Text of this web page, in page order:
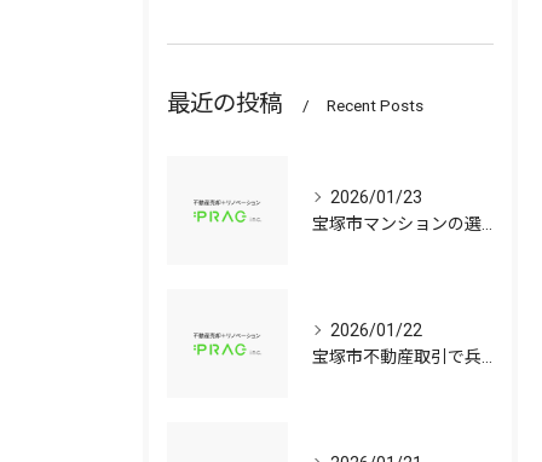
最近の投稿 Recent Posts
2026/01/23
宝塚市マンションの選び方兵庫県宝塚市で資産価値と子育て環境を見極める中古戸建て比較ガイド
2026/01/22
宝塚市不動産取引で兵庫県宝塚市の中古マンションや中古戸建てを安心して選ぶ手順